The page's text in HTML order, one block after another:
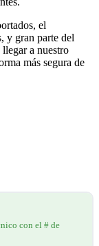
el
y gran parte del
a nuestro
más segura de
con el # de